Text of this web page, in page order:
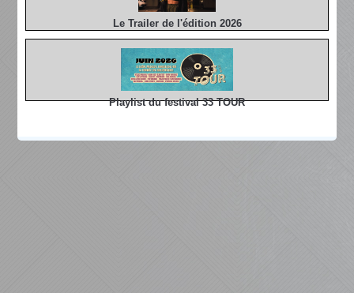
Le Trailer de l'édition 2026
Playlist du festival 33 TOUR